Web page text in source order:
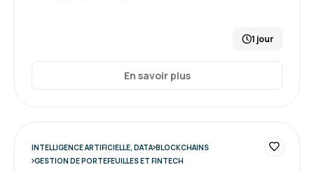
Une formation très intéressantes qui a permis
méthodologie à appliquer. La formatrice était
1 jour
En savoir plus
INTELLIGENCE ARTIFICIELLE, DATA BLOCKCHAINS
GESTION DE PORTEFEUILLES ET FINTECH